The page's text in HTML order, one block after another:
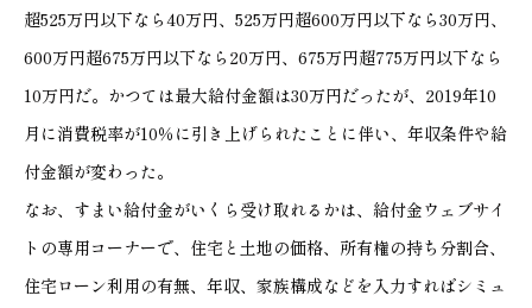
超525万円以下なら40万円、525万円超600万円以下なら30万円、
600万円超675万円以下なら20万円、675万円超775万円以下なら
10万円だ。かつては最大給付金額は30万円だったが、2019年10
月に消費税率が10％に引き上げられたことに伴い、年収条件や給
付金額が変わった。
なお、すまい給付金がいくら受け取れるかは、給付金ウェブサイ
トの専用コーナーで、住宅と土地の価格、所有権の持ち分割合、
住宅ローン利用の有無、年収、家族構成などを入力すればシミュ